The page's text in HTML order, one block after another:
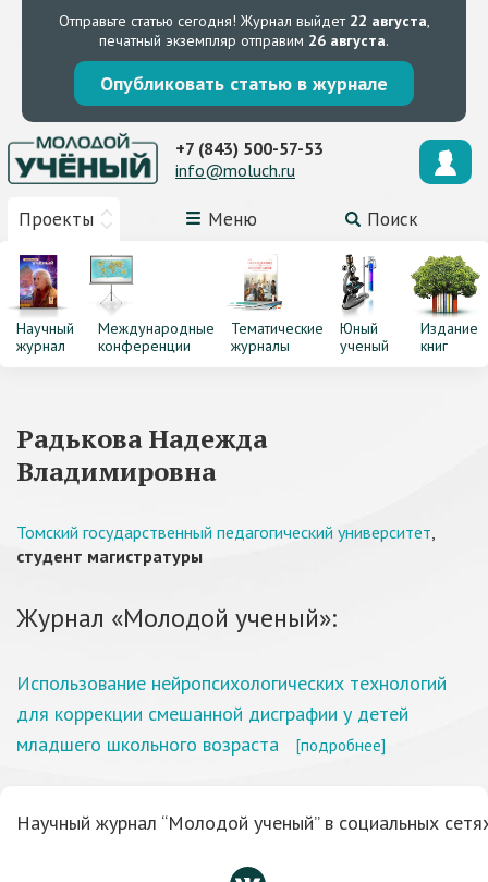
Отправьте статью сегодня! Журнал выйдет 22 августа,
печатный экземпляр отправим 26 августа.
Опубликовать статью в журнале
Проекты Меню Поиск
+7 (843) 500-57-53
info@moluch.ru
Научный
журнал
Международные
конференции
Тематические
журналы
Юный
ученый
Издание
книг
Радькова Надежда
Владимировна
Томский государственный педагогический университет,
студент магистратуры
Журнал «Молодой ученый»:
Использование нейропсихологических технологий
для коррекции смешанной дисграфии у детей
младшего школьного возраста
[подробнее]
Научный журнал “Молодой ученый” в социальных